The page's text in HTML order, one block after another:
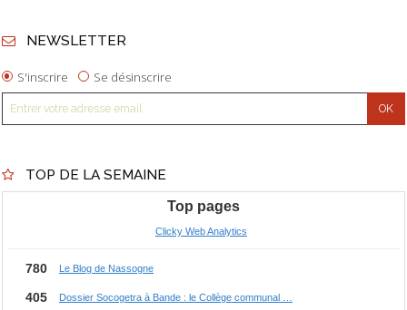
NEWSLETTER
S'inscrire Se désinscrire
TOP DE LA SEMAINE